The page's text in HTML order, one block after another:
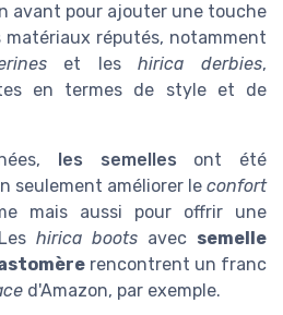
avant pour ajouter une touche
matériaux réputés, notamment
et leshirica derbies,
en termes de style et de
les semelles ont été
seulement améliorer le confort
mais aussi pour offrir une
hirica boots avec semelle
rencontrent un franc
d'Amazon, par exemple.